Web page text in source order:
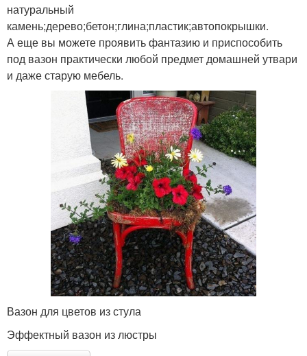
натуральный
камень;дерево;бетон;глина;пластик;автопокрышки.
А еще вы можете проявить фантазию и приспособить
под вазон практически любой предмет домашней утвари
и даже старую мебель.
Вазон для цветов из стула
Эффектный вазон из люстры